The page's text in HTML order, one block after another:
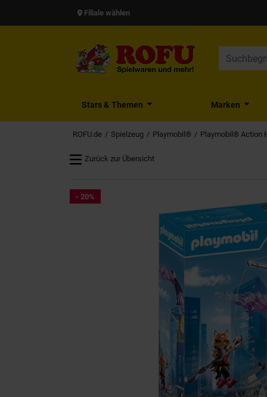
Filiale wählen
Stars & Themen Marken
ROFU.de Spielzeug Playmobil® Playmobil® Action
Zurück zur Übersicht
- 20%